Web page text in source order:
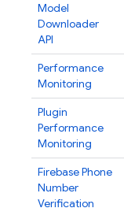
Model
Downloader
API
Performance
Monitoring
Plugin
Performance
Monitoring
Firebase Phone
Number
Verification